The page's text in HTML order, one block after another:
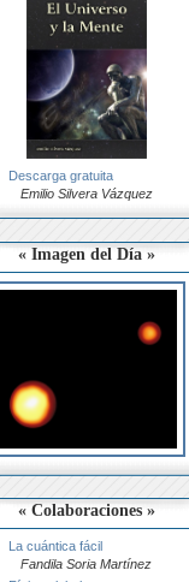
Descarga gratuita
Silvera Vázquez
« Imagen del Día »
« Colaboraciones »
La cuántica fácil
Soria Martínez